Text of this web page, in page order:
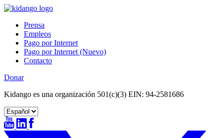
Skip
contentPrensa
Empleos
Pago por Internet
Pago por Internet (Nuevo)
Contacto
Donar
Kidango es una organización 501(c)(3) EIN: 94-2581686